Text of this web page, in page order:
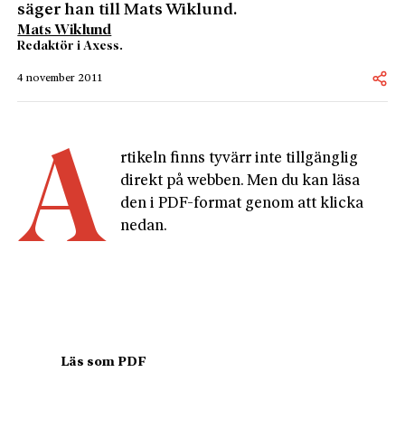
säger han till Mats Wiklund.
Mats Wiklund
Redaktör i Axess.
4 november 2011
A
rtikeln finns tyvärr inte tillgänglig
direkt på webben. Men du kan läsa
den i PDF-format genom att klicka
nedan.